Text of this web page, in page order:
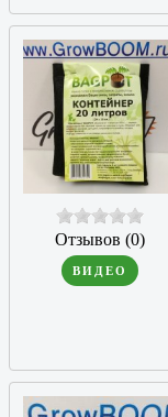
Отзывов (0)
ВИДЕО